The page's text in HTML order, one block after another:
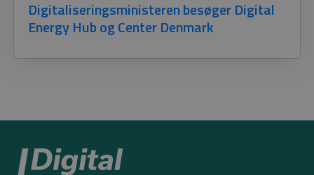
Digitaliseringsministeren besøger Digital
Energy Hub og Center Denmark